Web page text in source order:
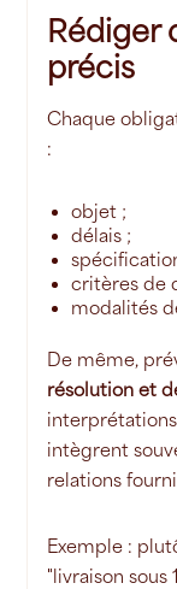
Rédiger
précis
Chaque
:
objet ;
délais ;
critères de
modalités
De même,
résolution et
intègrent
relations
Exemple :
"livraison sous